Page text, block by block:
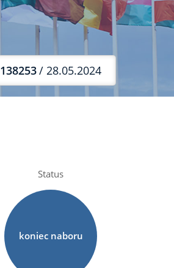
138253/ 28.05.2024
Status
koniec naboru